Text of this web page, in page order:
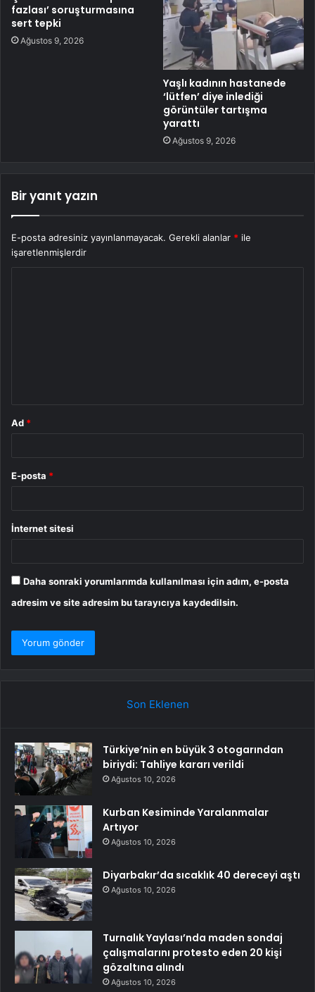
fazlası’ soruşturmasına
sert tepki
Ağustos 9, 2026
Yaşlı kadının hastanede
‘lütfen’ diye inlediği
görüntüler tartışma
yarattı
Ağustos 9, 2026
Bir yanıt yazın
E-posta adresiniz yayınlanmayacak. Gerekli alanlar * ile
işaretlenmişlerdir
Ad *
E-posta *
İnternet sitesi
Daha sonraki yorumlarımda kullanılması için adım, e-posta
adresim ve site adresim bu tarayıcıya kaydedilsin.
Son Eklenen
Türkiye’nin en büyük 3 otogarından
biriydi: Tahliye kararı verildi
Ağustos 10, 2026
Kurban Kesiminde Yaralanmalar
Artıyor
Ağustos 10, 2026
Diyarbakır’da sıcaklık 40 dereceyi aştı
Ağustos 10, 2026
Turnalık Yaylası’nda maden sondaj
çalışmalarını protesto eden 20 kişi
gözaltına alındı
Ağustos 10, 2026